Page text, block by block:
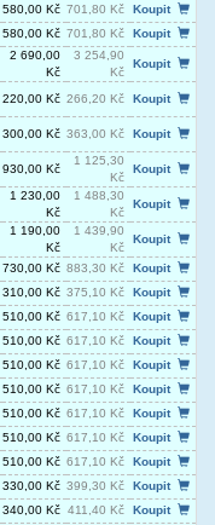
580,00 Kč 701,80 Kč
Koupit
580,00 Kč 701,80 Kč Koupit
2 690,00
Kč
3 254,90
Kč
Koupit
220,00 Kč 266,20 Kč
Koupit
300,00 Kč 363,00 Kč Koupit
930,00 Kč
1 125,30
Kč
Koupit
1 230,00
Kč
1 488,30
Kč
Koupit
1 190,00
Kč
1 439,90
Kč
Koupit
730,00 Kč 883,30 Kč
Koupit
310,00 Kč 375,10 Kč
Koupit
510,00 Kč 617,10 Kč
Koupit
510,00 Kč 617,10 Kč
Koupit
510,00 Kč 617,10 Kč
Koupit
510,00 Kč 617,10 Kč
Koupit
510,00 Kč 617,10 Kč
Koupit
510,00 Kč 617,10 Kč
Koupit
510,00 Kč 617,10 Kč
Koupit
330,00 Kč 399,30 Kč
Koupit
340,00 Kč 411,40 Kč
Koupit